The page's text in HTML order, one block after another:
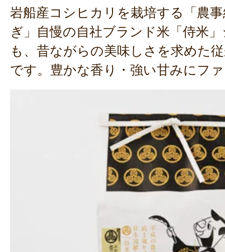
岩船産コシヒカリを栽培する「農
ぎ」自慢の自社ブランド米「侍米
も、昔ながらの美味しさを求めた
です。豊かな香り・強い甘みにフ